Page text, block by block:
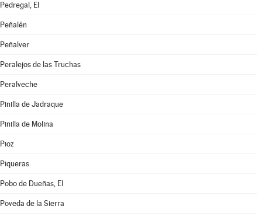
Pedregal, El
Peñalén
Peñalver
Peralejos de las Truchas
Peralveche
Pinilla de Jadraque
Pinilla de Molina
Pioz
Piqueras
Pobo de Dueñas, El
Poveda de la Sierra